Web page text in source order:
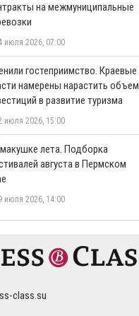
на межмуниципальные
июля 2026, 07:00
гостеприимство. Краевые
намерены нарастить объем
в развитие туризма
июля 2026, 15:00
лета. Подборка
августа в Пермском
июля 2026, 14:00
class.su